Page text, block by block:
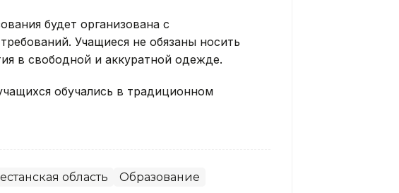
будет организована с
Учащиеся не обязаны носить
в свободной и аккуратной одежде.
обучались в традиционном
область Образование